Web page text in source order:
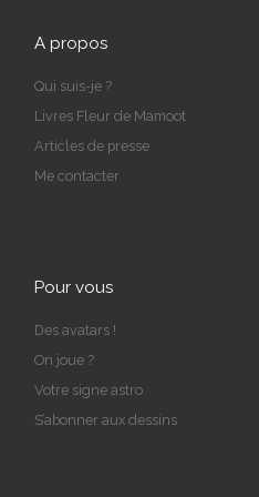
A propos
Qui suis-je ?
Livres Fleur de Mamoot
Articles de presse
Me contacter
Pour vous
Des avatars !
On joue ?
Votre signe astro
S’abonner aux dessins